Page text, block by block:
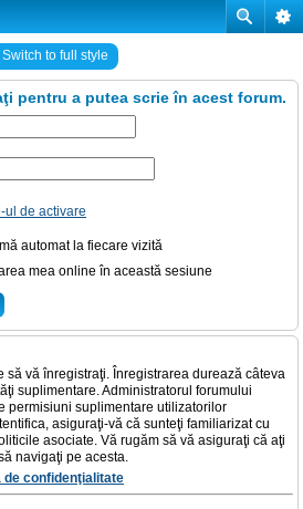
Switch to full style
pentru a putea scrie în acest forum.
ul de activare
automat la fiecare vizită
mea online în această sesiune
să vă înregistraţi. Înregistrarea durează câteva
suplimentare. Administratorul forumului
permisiuni suplimentare utilizatorilor
asiguraţi-vă că sunteţi familiarizat cu
asociate. Vă rugăm să vă asiguraţi că aţi
navigaţi pe acesta.
de confidenţialitate